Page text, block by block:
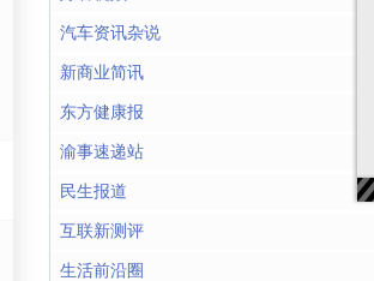
汽车资讯杂说
新商业简讯
东方健康报
渝事速递站
民生报道
互联新测评
生活前沿圈